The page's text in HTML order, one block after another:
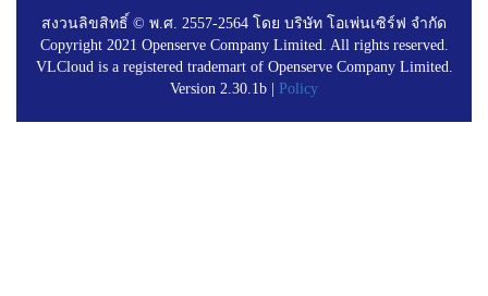
สงวนลิขสิทธิ์ © พ.ศ. 2557-2564 โดย บริษัท โอเพ่นเซิร์ฟ จำกัด
Copyright 2021 Openserve Company Limited. All rights reserved.
VLCloud is a registered trademart of Openserve Company Limited.
Version 2.30.1b | Policy